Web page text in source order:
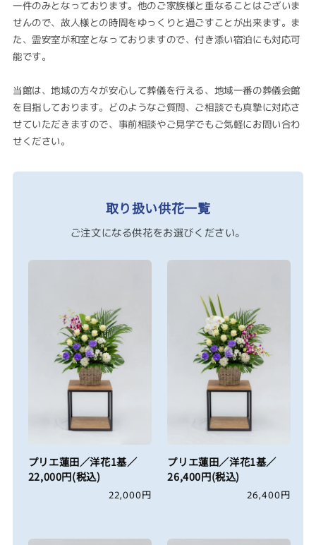
一件のみとなっております。他のご家族様と重なることはございま
せんので、故人様との時間をゆっくりと過ごすことが出来ます。ま
た、霊安室が和室となっておりますので、付き添い宿泊にも対応可
能です。
当館は、地域の方々が安心して葬儀を行える、地域一番の葬儀会館
を目指しております。どのようなご質問、ご相談でも真摯に対応さ
せていただきますので、事前相談やご見学でもご気軽にお問い合わ
せください。
取り扱い供花一覧
ご注文になる供花をお選びください。
プリエ蓮田／洋花1基／
22,000円(税込)
通
格
22,000円
プリエ蓮田／洋花1基／
26,400円(税込)
通
格
26,400円